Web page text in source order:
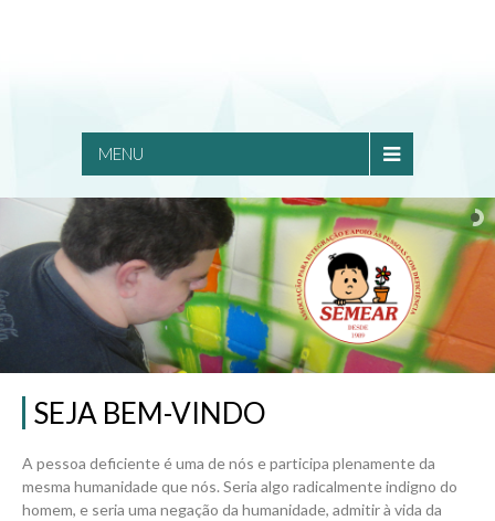
MENU
SEJA BEM-VINDO
A pessoa deficiente é uma de nós e participa plenamente da
mesma humanidade que nós. Seria algo radicalmente indigno do
homem, e seria uma negação da humanidade, admitir à vida da